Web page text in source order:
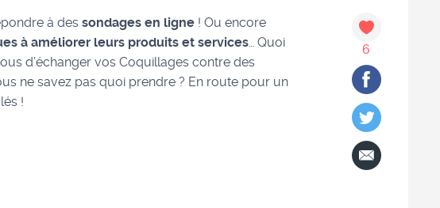
à des sondages en ligne! Ou encore
à améliorer leurs produits et services… Quoi
d’échanger vos Coquillages contre des
ne savez pas quoi prendre ? En route pour un
!
6